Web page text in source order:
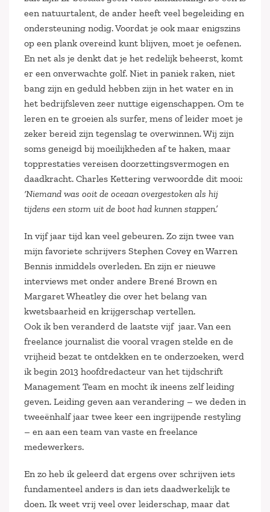
een natuurtalent, de ander heeft veel begeleiding en
ondersteuning nodig. Voordat je ook maar enigszins
op een plank overeind kunt blijven, moet je oefenen.
En net als je denkt dat je het redelijk beheerst, komt
er een onverwachte golf. Niet in paniek raken, niet
bang zijn en geduld hebben zijn in het water en in
het bedrijfsleven zeer nuttige eigenschappen. Om te
leren en te groeien als surfer, mens of leider moet je
zeker bereid zijn tegenslag te overwinnen. Wij zijn
soms geneigd bij moeilijkheden af te haken, maar
topprestaties vereisen doorzettingsvermogen en
daadkracht. Charles Kettering verwoordde dit mooi:
‘Niemand was ooit de oceaan overgestoken als hij
tijdens een storm uit de boot had kunnen stappen.’
In vijf jaar tijd kan veel gebeuren. Zo zijn twee van
mijn favoriete schrijvers Stephen Covey en Warren
Bennis inmiddels overleden. En zijn er nieuwe
interviews met onder andere Brené Brown en
Margaret Wheatley die over het belang van
kwetsbaarheid en krijgerschap vertellen.
Ook ik ben veranderd de laatste vijf jaar. Van een
freelance journalist die vooral vragen stelde en de
vrijheid bezat te ontdekken en te onderzoeken, werd
ik begin 2013 hoofdredacteur van het tijdschrift
Management Team en mocht ik ineens zelf leiding
geven. Leiding geven aan verandering – we deden in
tweeënhalf jaar twee keer een ingrijpende restyling
– en aan een team van vaste en freelance
medewerkers.
En zo heb ik geleerd dat ergens over schrijven iets
fundamenteel anders is dan iets daadwerkelijk te
doen. Ik weet vrij veel over leiderschap, maar dat